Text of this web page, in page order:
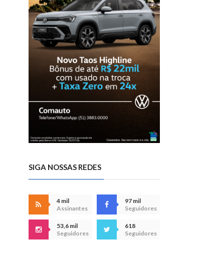
SIGA NOSSAS REDES
4 mil
Assinantes
97 mil
Seguidores
53,6 mil
Seguidores
618
Seguidores